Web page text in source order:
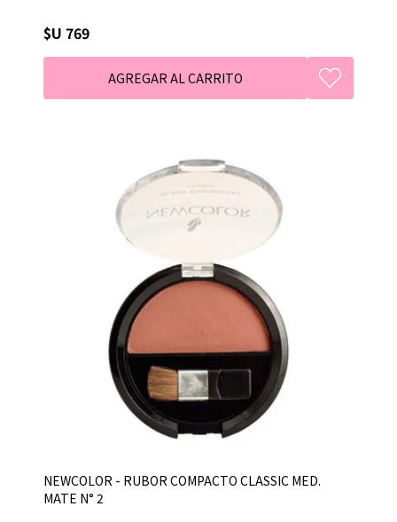
$U 769
NEWCOLOR - RUBOR COMPACTO CLASSIC MED.
MATE N° 2